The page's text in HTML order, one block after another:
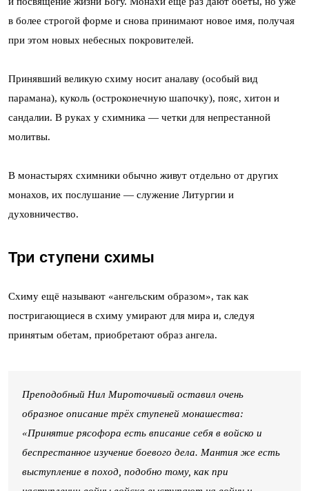
в более строгой форме и снова принимают новое имя, получая
при этом новых небесных покровителей.
Принявший великую схиму носит аналаву (особый вид
парамана), куколь (остроконечную шапочку), пояс, хитон и
сандалии. В руках у схимника — четки для непрестанной
молитвы.
В монастырях схимники обычно живут отдельно от других
монахов, их послушание — служение Литургии и
духовничество.
Три ступени схимы
Схиму ещё называют «ангельским образом», так как
постригающиеся в схиму умирают для мира и, следуя
принятым обетам, приобретают образ ангела.
Преподобный Нил Мироточивый оставил очень
образное описание трёх ступеней монашества:
«Принятие рясофора есть вписание себя в войско и
беспрестанное изучение боевого дела. Мантия же есть
выступление в поход, подобно тому, как при